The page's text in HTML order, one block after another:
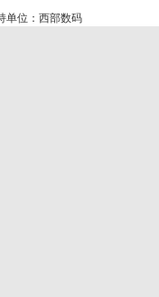
单位：西部数码